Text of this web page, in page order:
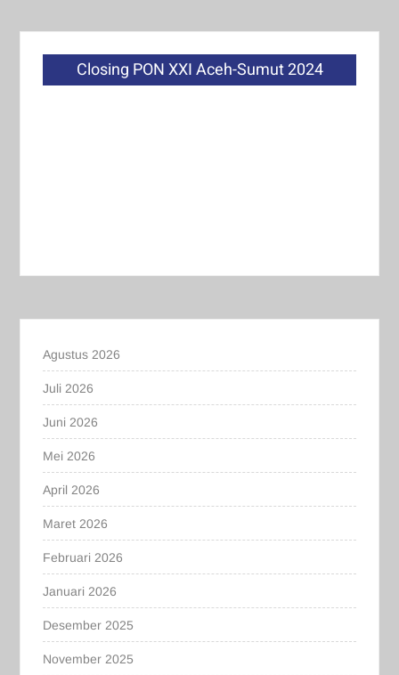
Closing PON XXI Aceh-Sumut 2024
Agustus 2026
Juli 2026
Juni 2026
Mei 2026
April 2026
Maret 2026
Februari 2026
Januari 2026
Desember 2025
November 2025